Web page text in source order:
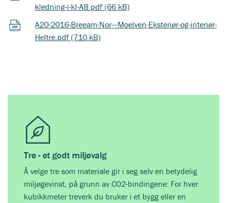
kledning-i-kl-AB.pdf (66 kB)
A20-2016-Breeam-Nor---Moelven-Eksteriør-og-interiør-
Heltre.pdf (710 kB)
Tre - et godt miljøvalg
Å velge tre som materiale gir i seg selv en betydelig
miljøgevinst, på grunn av CO2-bindingene: For hver
kubikkmeter treverk du bruker i et bygg eller en